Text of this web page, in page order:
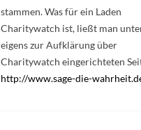
stammen. Was für ein Laden
Charitywatch ist, ließt man
eigens zur Aufklärung über
Charitywatch eingerichteten
http://www.sage-die-